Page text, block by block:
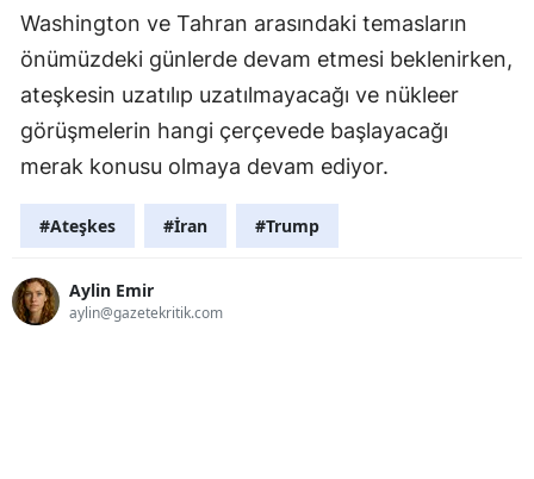
Washington ve Tahran arasındaki temasların
önümüzdeki günlerde devam etmesi beklenirken,
ateşkesin uzatılıp uzatılmayacağı ve nükleer
görüşmelerin hangi çerçevede başlayacağı
merak konusu olmaya devam ediyor.
#Ateşkes #İran #Trump
Aylin Emir
aylin@gazetekritik.com